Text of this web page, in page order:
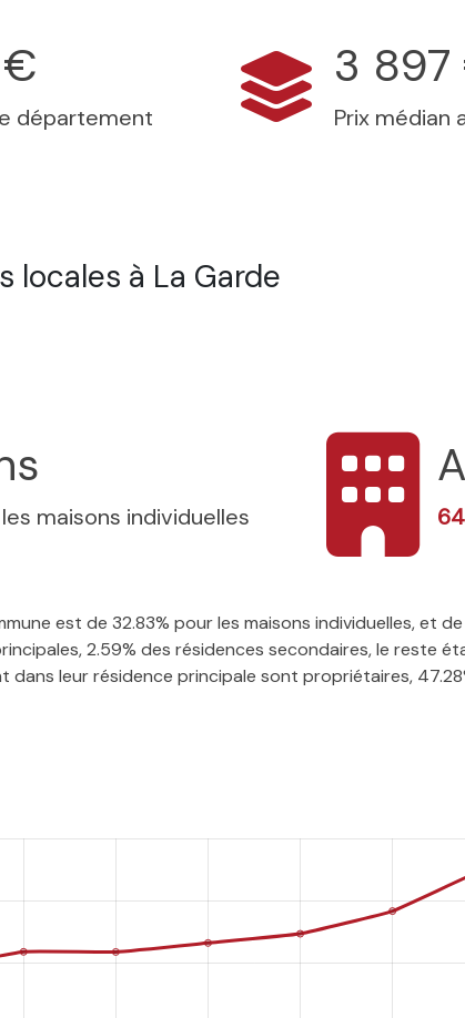
département
3
Prix médian
locales à La Garde
maisons individuelles
est de 32.83% pour les maisons individuelles, et
2.59% des résidences secondaires, le reste
dans leur résidence principale sont propriétaires,